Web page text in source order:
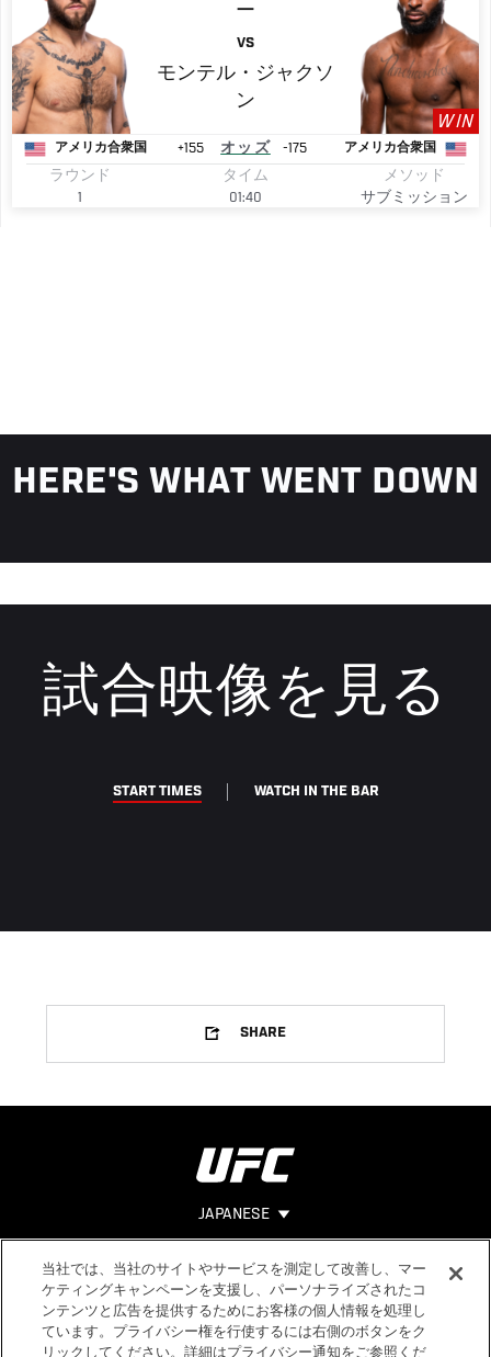
ー
VS
モンテル・ジャクソ
ン
WIN
アメリカ合衆国 +155 オッズ -175 アメリカ合衆国
ラウンド
1
タイム
01:40
メソッド
サブミッション
HERE'S WHAT WENT DOWN
試合映像を見る
START TIMES WATCH IN THE BAR
SHARE
JAPANESE
Footer ヘルプ
法的事項
利用規約
個人情報保
当社では、当社のサイトやサービスを測定して改善し、マー
ケティングキャンペーンを支援し、パーソナライズされたコ
ンテンツと広告を提供するためにお客様の個人情報を処理し
ています。プライバシー権を行使するには右側のボタンをク